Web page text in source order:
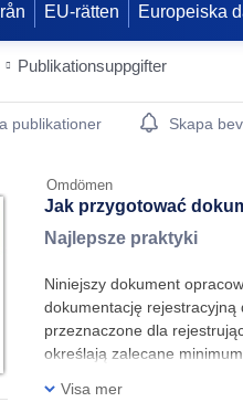
EU-rätten Europeiska
Publikationsuppgifter
Detail Actions
publikationer Skapa
Omdömen
Jak przygotować
Najlepsze praktyki
Niniejszy dokument
dokumentację rejestracyjną
przeznaczone dla
określają zalecane
Visa mer